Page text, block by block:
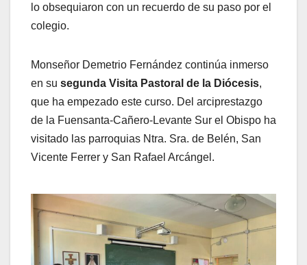
lo obsequiaron con un recuerdo de su paso por el
colegio.
Monseñor Demetrio Fernández continúa inmerso
en su segunda Visita Pastoral de la Diócesis,
que ha empezado este curso. Del arciprestazgo
de la Fuensanta-Cañero-Levante Sur el Obispo ha
visitado las parroquias Ntra. Sra. de Belén, San
Vicente Ferrer y San Rafael Arcángel.